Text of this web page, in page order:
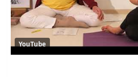
YouTube